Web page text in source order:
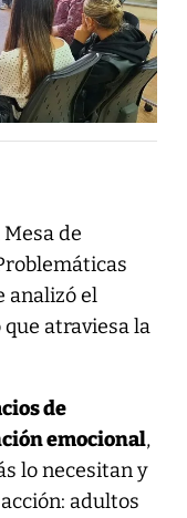
de
analizó el
atraviesa la
de
emocional,
lo necesitan y
adultos